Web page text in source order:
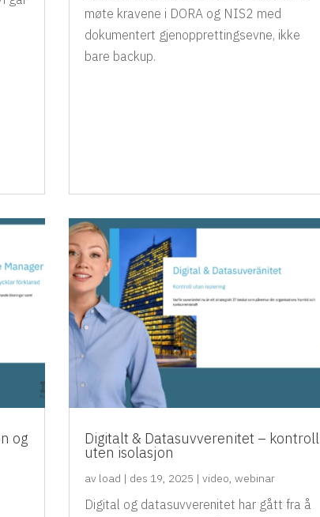
møte kravene i DORA og NIS2 med
dokumentert gjenopprettingsevne, ikke
bare backup.
og Digitalt & Datasuvverenitet – kontroll
uten isolasjon
av load | des 19, 2025 | video, webinar
Digital og datasuvverenitet har gått fra å